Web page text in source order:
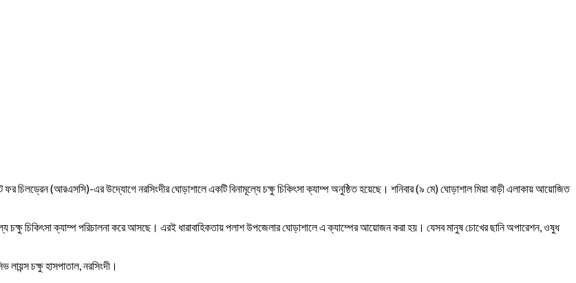
ফর চিলড্রেন (আরএসসি)-এর উদ্যোগে নরসিংদীর ঘোড়াশালে একটি বিনামূল্যে চক্ষু চিকিৎসা ক্যাম্প অনুষ্ঠিত হয়েছে। শনিবার (৯ মে) ঘোড়াশাল মিয়া বাড়ী এলাকায় আয়োজিত
চিকিৎসা ক্যাম্প পরিচালনা করে আসছে। এরই ধারাবাহিকতায় পলাশ উপজেলার ঘোড়াশালে এ ক্যাম্পের আয়োজন করা হয়। যেসব মানুষ চোখের ছানি অপারেশন, ওষুধ
লায়ন্স চক্ষু হাসপাতাল, নরসিংদী।